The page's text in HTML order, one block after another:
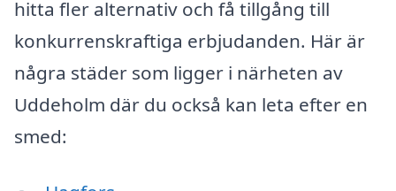
hitta fler alternativ och få tillgång till
konkurrenskraftiga erbjudanden. Här är
några städer som ligger i närheten av
Uddeholm där du också kan leta efter en
smed: